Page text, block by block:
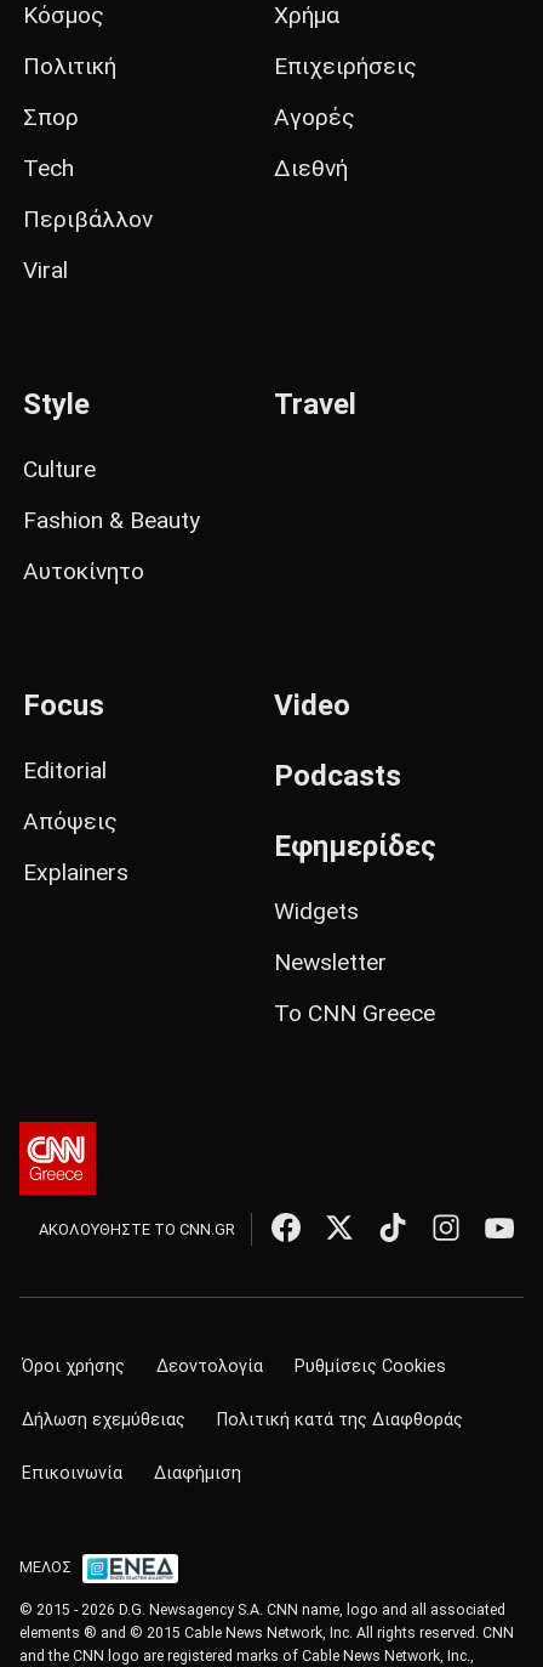
Κόσμος
Πολιτική
Σπορ
Tech
Περιβάλλον
Viral
Χρήμα
Επιχειρήσεις
Αγορές
Διεθνή
Style
Culture
Fashion & Beauty
Αυτοκίνητο
Travel
Focus
Editorial
Απόψεις
Explainers
Video
Podcasts
Εφημερίδες
Widgets
Newsletter
Το CNN Greece
ΑΚΟΛΟΥΘΗΣΤΕ ΤΟ CNN.GR
Όροι χρήσης Δεοντολογία Ρυθμίσεις Cookies
Δήλωση εχεμύθειας Πολιτική κατά της Διαφθοράς
Επικοινωνία Διαφήμιση
ΜΕΛΟΣ
© 2015 - 2026 D.G. Newsagency S.A. CNN name, logo and all associated
elements ® and © 2015 Cable News Network, Inc. All rights reserved. CNN
and the CNN logo are registered marks of Cable News Network, Inc.,